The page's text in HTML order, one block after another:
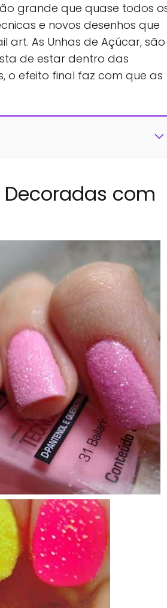
grande que quase todos
e novos desenhos que
art. As Unhas de Açúcar, são
de estar dentro das
o efeito final faz com que as
com